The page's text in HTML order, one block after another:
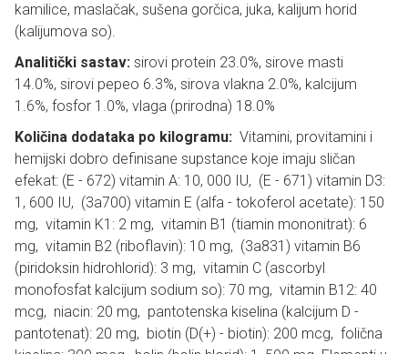
kamilice, maslačak, sušena gorčica, juka, kalijum horid
(kalijumova so).
Analitički sastav: sirovi protein 23.0%, sirove masti
14.0%, sirovi pepeo 6.3%, sirova vlakna 2.0%, kalcijum
1.6%, fosfor 1.0%, vlaga (prirodna) 18.0%
Količina dodataka po kilogramu: Vitamini, provitamini i
hemijski dobro definisane supstance koje imaju sličan
efekat: (E - 672) vitamin A: 10, 000 IU, (E - 671) vitamin D3:
1, 600 IU, (3a700) vitamin E (alfa - tokoferol acetate): 150
mg, vitamin K1: 2 mg, vitamin B1 (tiamin mononitrat): 6
mg, vitamin B2 (riboflavin): 10 mg, (3a831) vitamin B6
(piridoksin hidrohlorid): 3 mg, vitamin C (ascorbyl
monofosfat kalcijum sodium so): 70 mg, vitamin B12: 40
mcg, niacin: 20 mg, pantotenska kiselina (kalcijum D -
pantotenat): 20 mg, biotin (D(+) - biotin): 200 mcg, folična